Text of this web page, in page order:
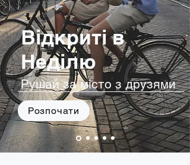
Відкриті в
Неділю
Рушай за місто з друзями
Розпочати